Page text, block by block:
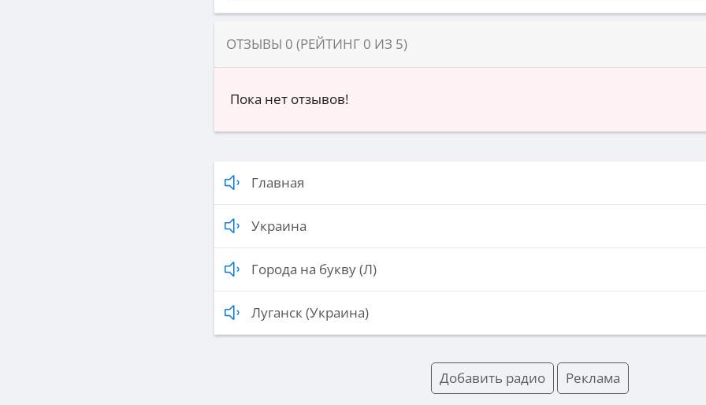
ОТЗЫВЫ 0 (РЕЙТИНГ 0 ИЗ 5)
Пока нет отзывов!
Главная
Украина
Города на букву (Л)
Луганск (Украина)
Добавить радио Реклама